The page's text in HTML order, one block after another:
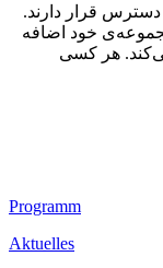
قرار دارند.
خود اضافه
هر کسی
Footer
Inhalt
Programm
Aktuelles